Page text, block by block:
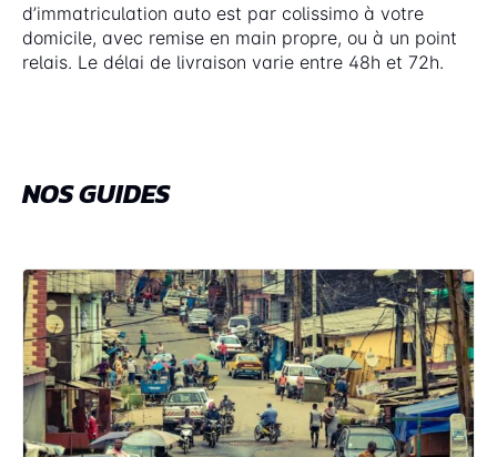
d’immatriculation auto est par colissimo à votre
domicile, avec remise en main propre, ou à un point
relais. Le délai de livraison varie entre 48h et 72h.
NOS GUIDES